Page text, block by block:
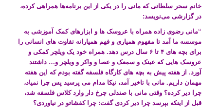
خانم سحر سلطانی که مانی را در یکی از این برنامه‌ها همراهی کرده،
در گزارشی می‌نویسد:
“مانی رضوی زاده همراه با عروسک ها و ابزارهای کمک آموزشی به
موسسه ما آمد تا مفهوم همیاری و فهم همیارانه تفاوت های انسانی را
برای بچه های ۴ تا ۶ سال درس دهد. همراه خود یک ویلچر کمکی و
عروسک هایی که عینک و سمعک و عصا و واکر و ویلچر و… داشتند
آورد. از هفته پیش به بچه های کارگاه فلسفه گفته بودم که این هفته
مهمان داریم. مانی با تاخیر آمد، نیکا مدام می پرسید پس چرا نمیاد،
چرا دیر کرده؟ وقتی مانی با صندلی چرخ دار وارد کلاس فلسفه شد،
قبل از اینکه بپرسد چرا دیر کردی گفت: چرا کفشاتو در نیاوردی؟